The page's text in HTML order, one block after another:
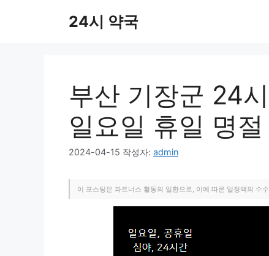
24시 약국
부산 기장군 24
일요일 휴일 명
2024-04-15 작성자: admin
이 포스팅은 파트너스 활동의 일환으로, 이에 따른 일정액의 수